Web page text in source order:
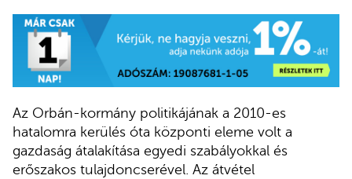
Az Orbán-kormány politikájának a 2010-es
hatalomra kerülés óta központi eleme volt a
gazdaság átalakítása egyedi szabályokkal és
erőszakos tulajdoncserével. Az átvétel